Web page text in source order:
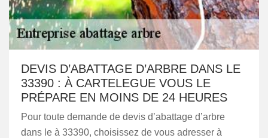
DEVIS D’ABATTAGE D’ARBRE DANS LE
33390 : À CARTELEGUE VOUS LE
PRÉPARE EN MOINS DE 24 HEURES
Pour toute demande de devis d’abattage d’arbre
dans le à 33390, choisissez de vous adresser à